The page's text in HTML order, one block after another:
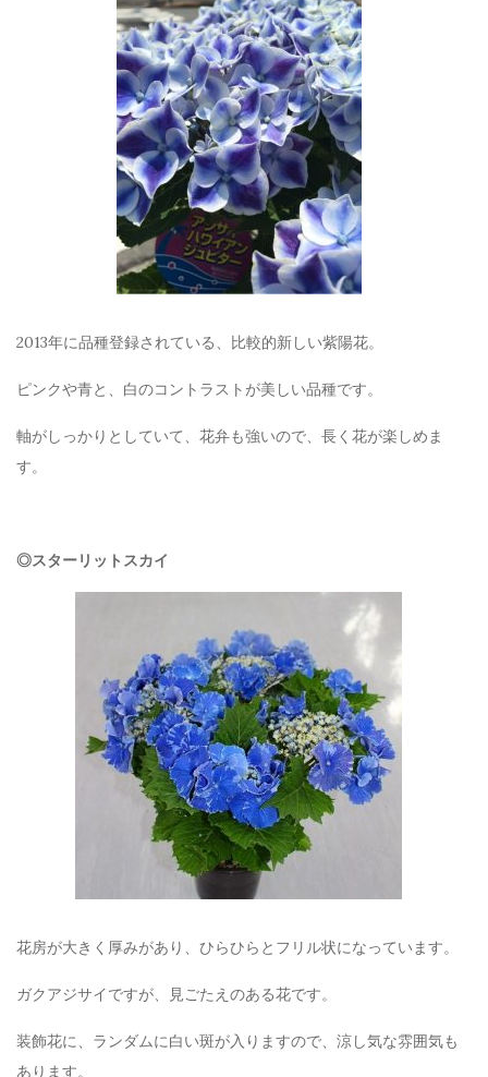
2013年に品種登録されている、比較的新しい紫陽花。
ピンクや青と、白のコントラストが美しい品種です。
軸がしっかりとしていて、花弁も強いので、長く花が楽しめま
す。
◎スターリットスカイ
花房が大きく厚みがあり、ひらひらとフリル状になっています。
ガクアジサイですが、見ごたえのある花です。
装飾花に、ランダムに白い斑が入りますので、涼し気な雰囲気も
あります。